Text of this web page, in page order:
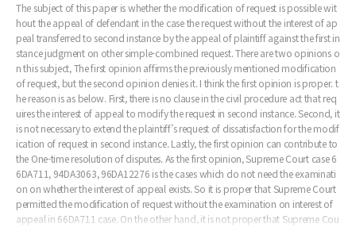
The subject of this paper is whether the modification of request is possible wit
hout the appeal of defendant in the case the request without the interest of ap
peal transferred to second instance by the appeal of plaintiff against the first in
stance judgment on other simple-combined request. There are two opinions o
n this subject, The first opinion affirms the previously mentioned modification
of request, but the second opinion denies it. I think the first opinion is proper. t
he reason is as below. First, there is no clause in the civil procedure act that req
uires the interest of appeal to modify the request in second instance. Second, it
is not necessary to extend the plaintiff’s request of dissatisfaction for the modif
ication of request in second instance. Lastly, the first opinion can contribute to
the One-time resolution of disputes. As the first opinion, Supreme Court case 6
6DA711, 94DA3063, 96DA12276 is the cases which do not need the examinati
on on whether the interest of appeal exists. So it is proper that Supreme Court
permitted the modification of request without the examination on interest of
appeal in 66DA711 case. On the other hand, it is not proper that Supreme Cou